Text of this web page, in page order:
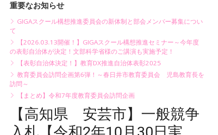
重要なお知らせ
GIGAスクール構想推進委員会の新体制と部会メンバー募集につい
て
【2026.03.13開催！】GIGAスクール構想推進セミナー～今年度
の表彰自治体が決定！文部科学省様のご講演も実施予定！
【表彰自治体決定！】教育DX推進自治体表彰2025
教育委員会訪問企画第6弾！～春日井市教育委員会 児島教育長を
訪問～
【まとめ】令和7年度教育委員会訪問企画
【高知県 安芸市】一般競争